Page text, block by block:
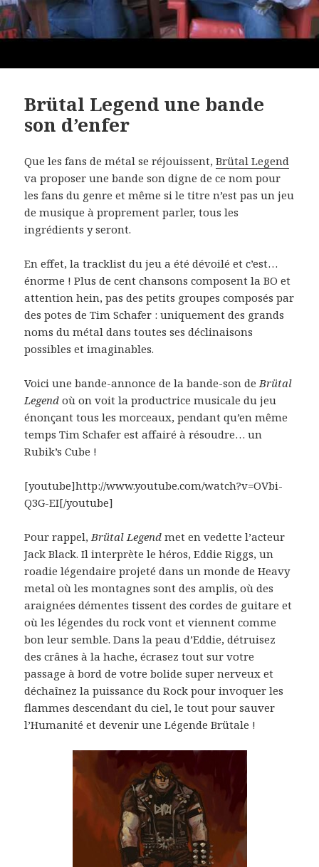
Brütal Legend une bande
son d’enfer
Que les fans de métal se réjouissent,Brütal Legend
va proposer une bande son digne de ce nom pour
les fans du genre et même si le titre n’est pas un jeu
de musique à proprement parler, tous les
ingrédients y seront.
En effet, la tracklist du jeu a été dévoilé et c’est…
énorme ! Plus de cent chansons composent la BO et
attention hein, pas des petits groupes composés par
des potes de Tim Schafer : uniquement des grands
noms du métal dans toutes ses déclinaisons
possibles et imaginables.
Voici une bande-annonce de la bande-son deBrütal
Legend où on voit la productrice musicale du jeu
énonçant tous les morceaux, pendant qu’en même
temps Tim Schafer est affairé à résoudre… un
Rubik’s Cube !
[youtube]http://www.youtube.com/watch?v=OVbi-
Q3G-EI[/youtube]
Pour rappel,Brütal Legend met en vedette l’acteur
Jack Black. Il interprète le héros, Eddie Riggs, un
roadie légendaire projeté dans un monde de Heavy
metal où les montagnes sont des amplis, où des
araignées démentes tissent des cordes de guitare et
où les légendes du rock vont et viennent comme
bon leur semble. Dans la peau d’Eddie, détruisez
des crânes à la hache, écrasez tout sur votre
passage à bord de votre bolide super nerveux et
déchaînez la puissance du Rock pour invoquer les
flammes descendant du ciel, le tout pour sauver
l’Humanité et devenir une Légende Brütale !